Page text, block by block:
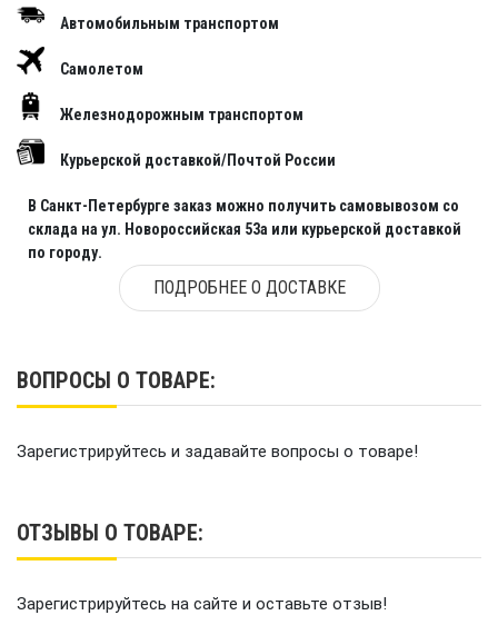
Автомобильным транспортом
Самолетом
Железнодорожным транспортом
Курьерской доставкой/Почтой России
В Санкт-Петербурге заказ можно получить самовывозом со
склада на ул. Новороссийская 53а или курьерской доставкой
по городу.
ПОДРОБНЕЕ О ДОСТАВКЕ
ВОПРОСЫ О ТОВАРЕ:
Зарегистрируйтесь и задавайте вопросы о товаре!
ОТЗЫВЫ О ТОВАРЕ:
Зарегистрируйтесь на сайте и оставьте отзыв!